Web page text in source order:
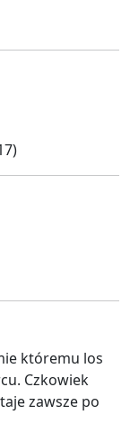
któremu los
Czkowiek
zawsze po